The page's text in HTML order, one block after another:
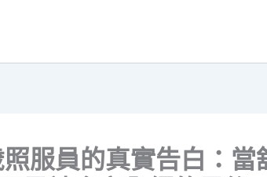
服員的真實告白：當